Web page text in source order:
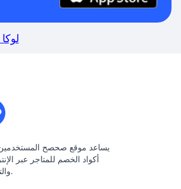
يساعد موقع صحصح
أكواد الخصم للمتاجر عبر
والتي يتم تحديثها باستمرار.